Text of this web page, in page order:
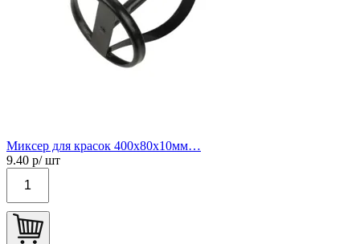
Миксер для красок 400х80х10мм…
9.40 р/ шт